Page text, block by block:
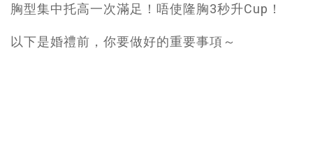
胸型集中托高一次滿足！唔使隆胸3秒升Cup！
以下是婚禮前，你要做好的重要事項～